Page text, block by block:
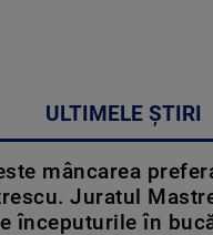
ULTIMELE ȘTIRI
mâncarea
Juratul
începuturile în